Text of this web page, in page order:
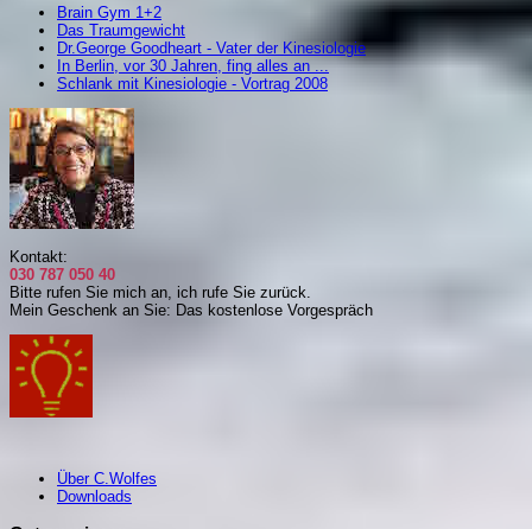
Brain Gym 1+2
Das Traumgewicht
Dr.George Goodheart - Vater der Kinesiologie
In Berlin, vor 30 Jahren, fing alles an ...
Schlank mit Kinesiologie - Vortrag 2008
Kontakt:
030 787 050 40
Bitte rufen Sie mich an, ich rufe Sie zurück.
Mein Geschenk an Sie: Das kostenlose Vorgespräch
Über C.Wolfes
Downloads